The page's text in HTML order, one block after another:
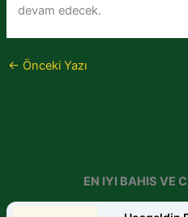
EN IYI BAHIS VE
devam edecek.
← Önceki Yazı